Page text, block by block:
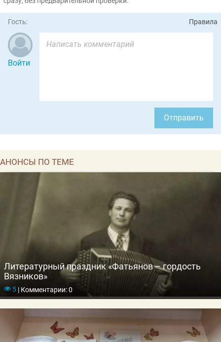
Гость: Правила
Войти
Отправить
АНОНСЫ ПО ТЕМЕ
Литературный праздник «Фатьянов – гордость
Вязников»
5 |Комментарии: 0